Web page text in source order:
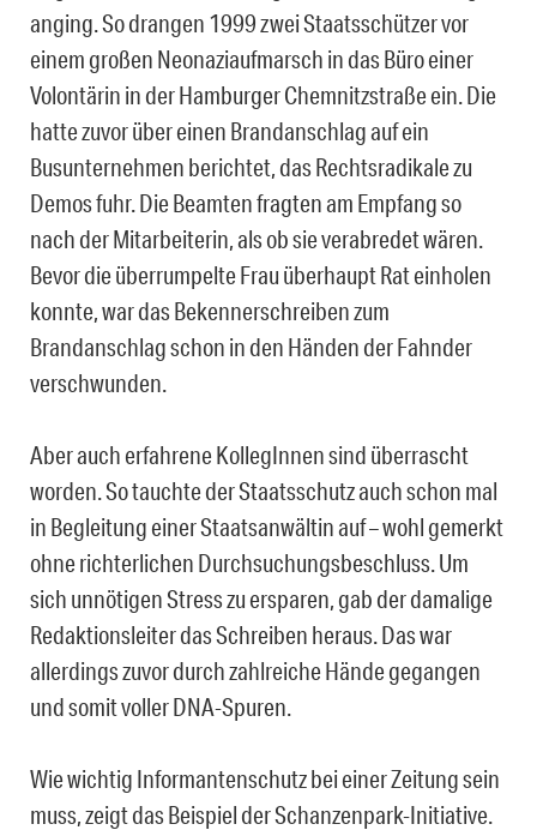
anging. So drangen 1999 zwei Staatsschützer vor
einem großen Neonaziaufmarsch in das Büro einer
Volontärin in der Hamburger Chemnitzstraße ein. Die
hatte zuvor über einen Brandanschlag auf ein
Busunternehmen berichtet, das Rechtsradikale zu
Demos fuhr. Die Beamten fragten am Empfang so
nach der Mitarbeiterin, als ob sie verabredet wären.
Bevor die überrumpelte Frau überhaupt Rat einholen
konnte, war das Bekennerschreiben zum
Brandanschlag schon in den Händen der Fahnder
verschwunden.
Aber auch erfahrene KollegInnen sind überrascht
worden. So tauchte der Staatsschutz auch schon mal
in Begleitung einer Staatsanwältin auf – wohl gemerkt
ohne richterlichen Durchsuchungsbeschluss. Um
sich unnötigen Stress zu ersparen, gab der damalige
Redaktionsleiter das Schreiben heraus. Das war
allerdings zuvor durch zahlreiche Hände gegangen
und somit voller DNA-Spuren.
Wie wichtig Informantenschutz bei einer Zeitung sein
muss, zeigt das Beispiel der Schanzenpark-Initiative.